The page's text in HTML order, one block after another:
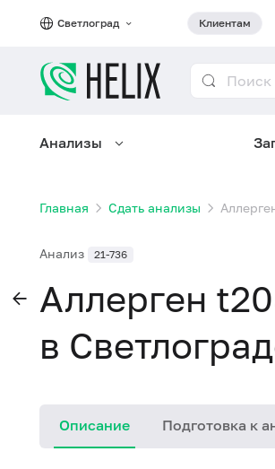
Светлоград Клиентам
Анализы
Главная Сдать анализы
Анализ 21-736
Аллерген
в
Описание Подготовка к